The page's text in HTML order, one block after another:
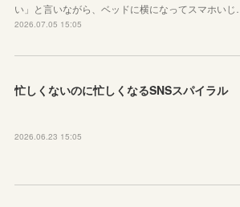
い」と言いながら、ベッドに横になってスマホいじ…
2026.07.05 15:05
忙しくないのに忙しくなるSNSスパイラル
2026.06.23 15:05